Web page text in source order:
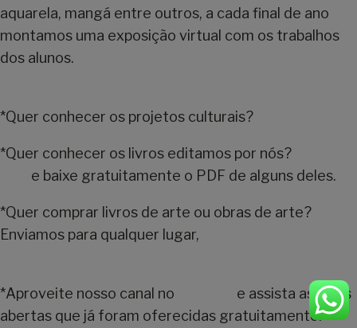
aquarela, mangá entre outros, a cada final de ano
montamos uma exposição virtual com os trabalhos
dos alunos.
*Quer conhecer os projetos culturais?
*Quer conhecer os livros editamos por nós?
e baixe gratuitamente o PDF de alguns deles.
*Quer comprar livros de arte ou obras de arte?
Enviamos para qualquer lugar,
*Aproveite nosso canal no
e assista as aulas
abertas que já foram oferecidas gratuitamente.